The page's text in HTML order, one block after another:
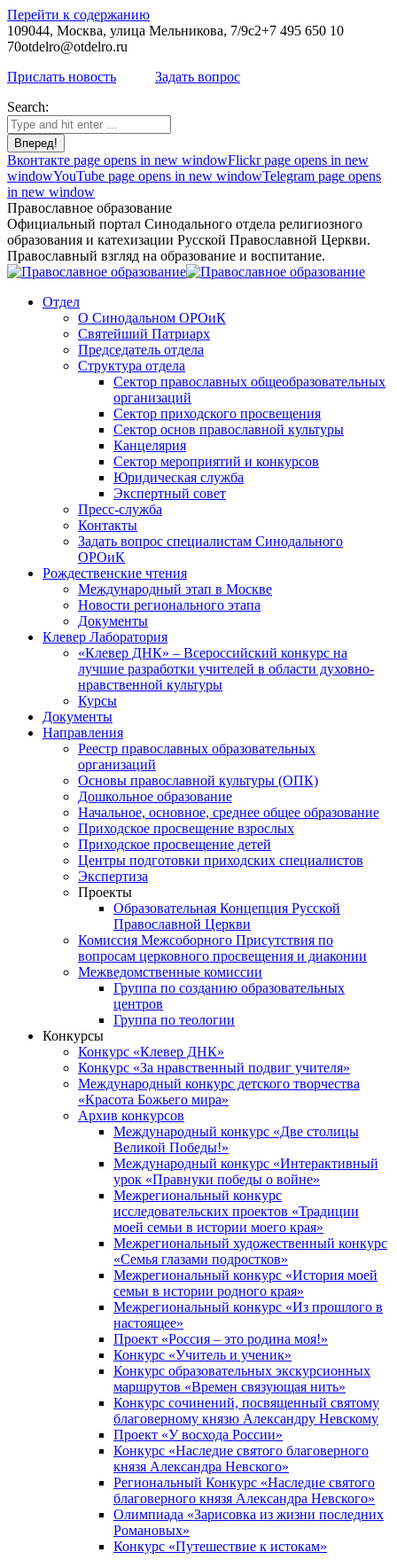
Перейти к содержанию
109044, Москва, улица Мельникова, 7/9с2+7 495 650 10
70otdelro@otdelro.ru
Прислать новость
Задать вопрос
Search:
Вконтакте page opens in new windowFlickr page opens in new
windowYouTube page opens in new windowTelegram page opens
in new window
Православное образование
Официальный портал Синодального отдела религиозного
образования и катехизации Русской Православной Церкви.
Православный взгляд на образование и воспитание.
Отдел
О Синодальном ОРОиК
Святейший Патриарх
Председатель отдела
Структура отдела
Сектор православных общеобразовательных
организаций
Сектор приходского просвещения
Сектор основ православной культуры
Канцелярия
Сектор мероприятий и конкурсов
Юридическая служба
Экспертный совет
Пресс-служба
Контакты
Задать вопрос специалистам Синодального
ОРОиК
Рождественские чтения
Международный этап в Москве
Новости регионального этапа
Документы
Клевер Лаборатория
«Клевер ДНК» – Всероссийский конкурс на
лучшие разработки учителей в области духовно-
нравственной культуры
Курсы
Документы
Направления
Реестр православных образовательных
организаций
Основы православной культуры (ОПК)
Дошкольное образование
Начальное, основное, среднее общее образование
Приходское просвещение взрослых
Приходское просвещение детей
Центры подготовки приходских специалистов
Экспертиза
Проекты
Образовательная Концепция Русской
Православной Церкви
Комиссия Межсоборного Присутствия по
вопросам церковного просвещения и диаконии
Межведомственные комиссии
Группа по созданию образовательных
центров
Группа по теологии
Конкурсы
Конкурс «Клевер ДНК»
Конкурс «За нравственный подвиг учителя»
Международный конкурс детского творчества
«Красота Божьего мира»
Архив конкурсов
Международный конкурс «Две столицы
Великой Победы!»
Международный конкурс «Интерактивный
урок «Правнуки победы о войне»
Межрегиональный конкурс
исследовательских проектов «Традиции
моей семьи в истории моего края»
Межрегиональный художественный конкурс
«Семья глазами подростков»
Межрегиональный конкурс «История моей
семьи в истории родного края»
Межрегиональный конкурс «Из прошлого в
настоящее»
Проект «Россия – это родина моя!»
Конкурс «Учитель и ученик»
Конкурс образовательных экскурсионных
маршрутов «Времен связующая нить»
Конкурс сочинений, посвященный святому
благоверному князю Александру Невскому
Проект «У восхода России»
Конкурс «Наследие святого благоверного
князя Александра Невского»
Региональный Конкурс «Наследие святого
благоверного князя Александра Невского»
Олимпиада «Зарисовка из жизни последних
Романовых»
Конкурс «Путешествие к истокам»